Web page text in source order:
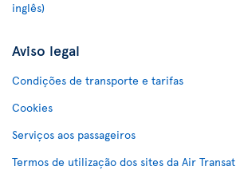
inglês)
Aviso legal
Condições de transporte e tarifas
Cookies
Serviços aos passageiros
Termos de utilização dos sites da Air Transat